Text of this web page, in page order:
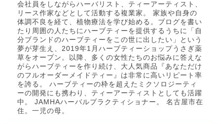
会社員をしながらハーバリスト、ティーアーティスト、
リース作家などとして活動する複業家。 家族や自身の
体調不良を経て、植物療法を学び始める。ブログを書い
たり周囲の人たちにハーブティーを提供するうちに「自
分ブランドのハーブティーをこの世に出したい」という
夢が芽生え、2019年1月ハーブティーショップうさぎ薬
草をオープン。以降、多くの女性たちのお悩みに答えな
がらハーブティーを作り続け、大人気商品『あなただけ
のフルオーダーメイドティー』は非常に高いリピート率
を誇る。 ハーブティーの枠を超えたミクソロジーティ
ーの開発にも携わり、ティーアーティストとしても活躍
中。 JAMHAハーバルプラクティショナー。 名古屋市在
住。一児の母。